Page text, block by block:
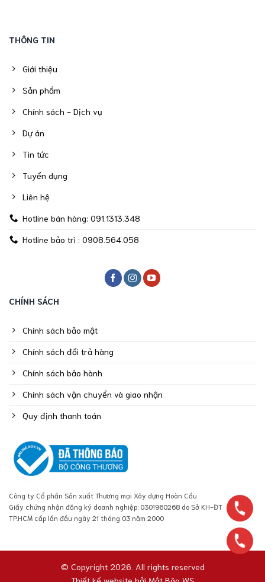
THÔNG TIN
Giới thiệu
Sản phẩm
Chính sách - Dịch vụ
Dự án
Tin tức
Tuyển dụng
Liên hệ
Hotline bán hàng: 091.1313.348
Hotline bảo trì : 0908.564.058
CHÍNH SÁCH
Chính sách bảo mật
Chính sách đổi trả hàng
Chính sách bảo hành
Chính sách vận chuyển và giao nhận
Quy định thanh toán
Công ty Cổ phần Sản xuất Thương mại Xây dựng Hoàn Cầu
Giấy chứng nhận đăng ký doanh nghiệp: 0301960268 do Sở KH-ĐT
TP.HCM cấp lần đầu ngày 21 tháng 03 năm 2000
© Copyright 2026. All rights reserved
Thiết kế website bởi Mắt Bão WS